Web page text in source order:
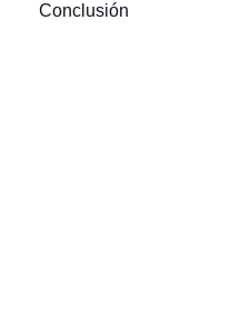
Conclusión